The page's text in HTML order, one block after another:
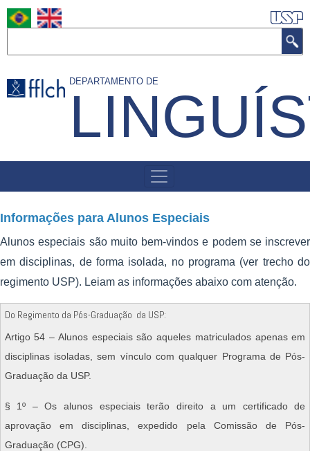
Pular
para
principal
DEPARTAMENTO DE
DE
Informações para Alunos Especiais
Alunos especiais são muito bem-vindos e podem se inscrever
em disciplinas, de forma isolada, no programa (ver trecho do
regimento USP). Leiam as informações abaixo com atenção.
Do Regimento da Pós-Graduação da USP:
Artigo 54 – Alunos especiais são aqueles matriculados apenas em
disciplinas isoladas, sem vínculo com qualquer Programa de Pós-
Graduação da USP.
§ 1º – Os alunos especiais terão direito a um certificado de
aprovação em disciplinas, expedido pela Comissão de Pós-
Graduação (CPG).